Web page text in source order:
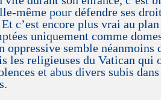
même pour défendre ses
c’est encore plus vrai au
uniquement comme
semble néanmoins
les religieuses du Vatican qui
et abus divers subis